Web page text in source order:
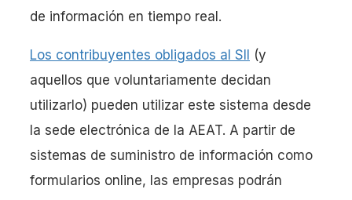
de información en tiempo real.
Los contribuyentes obligados al SII (y
aquellos que voluntariamente decidan
utilizarlo) pueden utilizar este sistema desde
la sede electrónica de la AEAT. A partir de
sistemas de suministro de información como
formularios online, las empresas podrán